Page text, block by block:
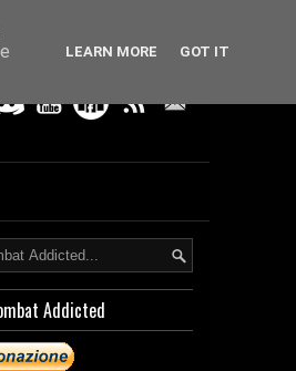
Addicted
LEARN MORE GOT IT